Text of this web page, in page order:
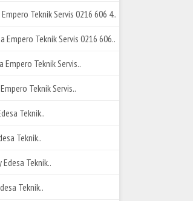
Teknik Servis 0216 606 4..
Empero Teknik Servis 0216 606..
Empero Teknik Servis..
Teknik Servis..
Teknik..
Teknik..
Edesa Teknik..
Teknik..